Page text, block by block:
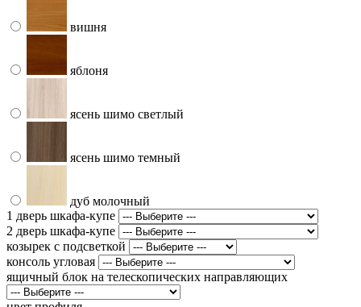
вишня
яблоня
ясень шимо светлый
ясень шимо темный
дуб молочный
1 дверь шкафа-купе
2 дверь шкафа-купе
козырек с подсветкой
консоль угловая
ящичный блок на телескопических направляющих